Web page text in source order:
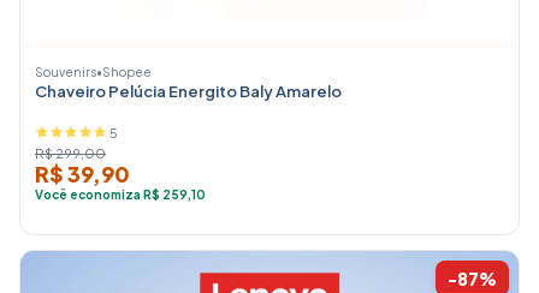
Souvenirs•Shopee
Chaveiro Pelúcia Energito Baly Amarelo
5
R$ 299,00
R$ 39,90
Você economiza R$ 259,10
-87%